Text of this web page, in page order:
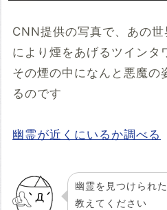
CNN提供の写真で、あの
により煙をあげるツインタ
その煙の中になんと悪魔の
るのです
幽霊が近くにいるか調べる
幽霊を見つけられ
教えてください